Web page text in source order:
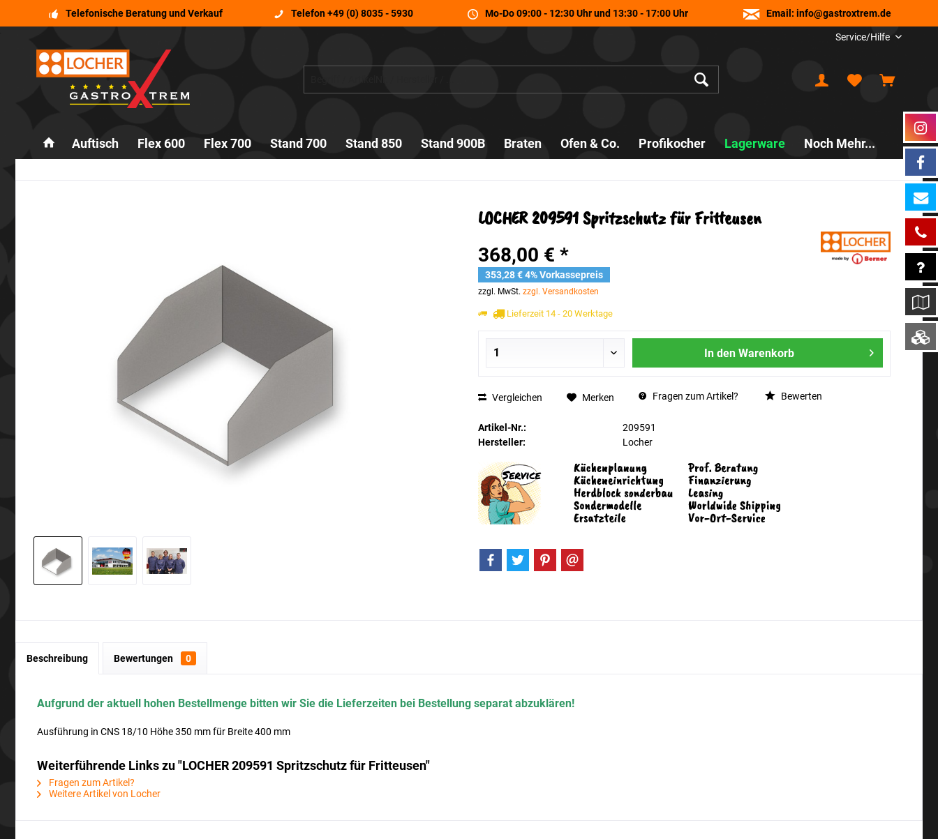
Telefonische Beratung und Verkauf Telefon+49 (0) 8035 - 5930 Mo-Do 09:00 - 12:30 Uhr und 13:30 - 17:00 Uhr Email: info@gastroxtrem.de
Service/Hilfe
Auftisch Flex 600 Flex 700 Stand 700 Stand 850 Stand 900B Braten Ofen & Co. Profikocher Lagerware Noch Mehr...
LOCHER 209591 Spritzschutz für Fritteusen
368,00 € *
353,28 € 4% Vorkassepreis
zzgl. MwSt. zzgl. Versandkosten
Lieferzeit 14 - 20 Werktage
In den Warenkorb
Vergleichen Merken Fragen zum Artikel? Bewerten
Artikel-Nr.:
209591
Hersteller:
Locher
Beschreibung Bewertungen 0
Aufgrund der aktuell hohen Bestellmenge bitten wir Sie die Lieferzeiten bei Bestellung separat abzuklären!
Ausführung in CNS 18/10 Höhe 350 mm für Breite 400 mm
Weiterführende Links zu "LOCHER 209591 Spritzschutz für Fritteusen"
Fragen zum Artikel?
Weitere Artikel von Locher